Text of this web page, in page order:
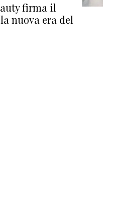
firma il
nuova era del